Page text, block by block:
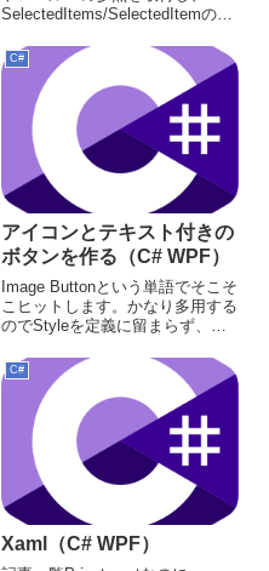
SelectedItems/SelectedItemのよ
したいとします。例えば
SelectionChangedEventArgsから
Sel...
C#
アイコンとテキスト付きの
ボタンを作る（C# WPF）
Image Buttonという単語でそこそ
こヒットします。かなり多用する
のでStyleを定義に留まらず、カ
った方が良い気がします。という
ことでカスタムコントロールを作
成します。Generic.xaml<Reso...
C#
Xaml（C# WPF）